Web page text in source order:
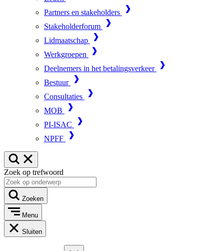
Partners en stakeholders
Stakeholderforum
Lidmaatschap
Werkgroepen
Deelnemers in het betalingsverkeer
Bestuur
Consultaties
MOB
PI-ISAC
NPFF
Zoek op trefwoord
Zoeken
Menu
Sluiten